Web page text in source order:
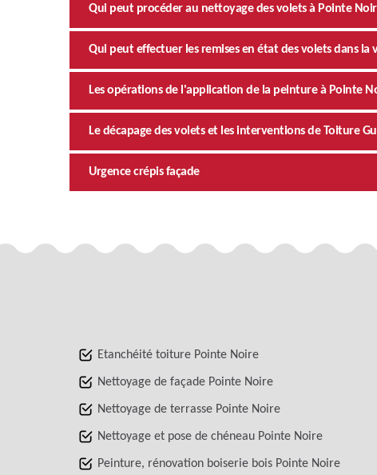
Qui peut procéder au nettoyage des volets à Pointe
Qui peut effectuer les remises en état des volets dans la
Les opérations de l'application de la peinture à Pointe
Le décapage des volets et les interventions de Toiture
Urgence crépis façade
Etanchéité toiture Pointe Noire
Nettoyage de façade Pointe Noire
Nettoyage de terrasse Pointe Noire
Nettoyage et pose de chéneau Pointe Noire
Peinture, rénovation boiserie bois Pointe Noire